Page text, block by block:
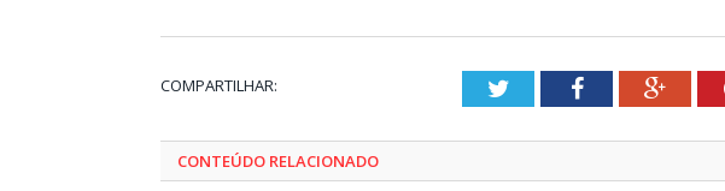
COMPARTILHAR: TwitterFacebook
CONTEÚDO RELACIONADO